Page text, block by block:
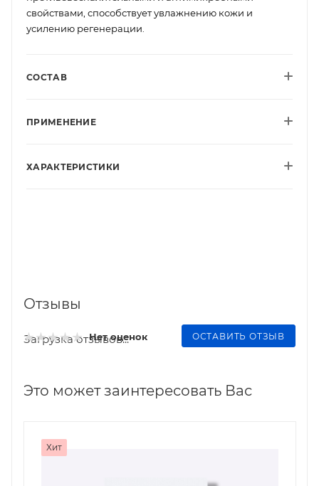
свойствами, способствует увлажнению кожи и
усилению регенерации.
СОСТАВ
ПРИМЕНЕНИЕ
ХАРАКТЕРИСТИКИ
Отзывы
Нет оценок ОСТАВИТЬ ОТЗЫВ
Загрузка отзывов...
Это может заинтересовать Вас
Хит